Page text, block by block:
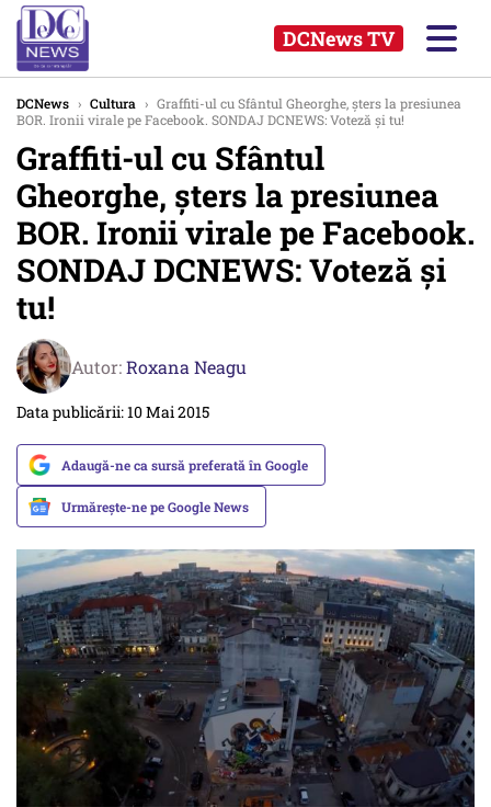
DCNews TV
DCNews › Cultura › Graffiti-ul cu Sfântul Gheorghe, șters la presiunea
BOR. Ironii virale pe Facebook. SONDAJ DCNEWS: Voteză și tu!
Graffiti-ul cu Sfântul
Gheorghe, șters la presiunea
BOR. Ironii virale pe Facebook.
SONDAJ DCNEWS: Voteză și
tu!
Autor:Roxana Neagu
Data publicării: 10 Mai 2015
Adaugă-ne ca sursă preferată în Google
Urmărește-ne pe Google News